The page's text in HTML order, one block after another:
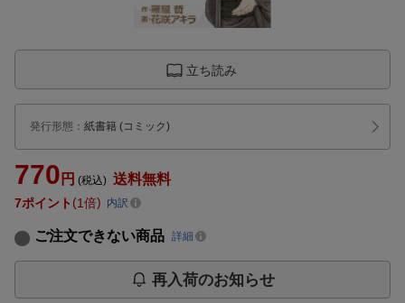
立ち読み
発行形態 ： 紙書籍 (コミック)
770 円 (税込) 送料無料
7ポイント 1倍 内訳
ご注文できない商品 詳細
再入荷のお知らせ